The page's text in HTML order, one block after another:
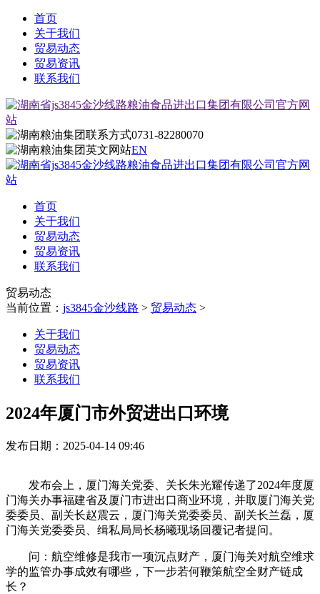
首页
关于我们
贸易动态
贸易资讯
联系我们
0731-82280070
EN
首页
关于我们
贸易动态
贸易资讯
联系我们
贸易动态
当前位置： js3845金沙线路 > 贸易动态 >
关于我们
贸易动态
贸易资讯
联系我们
2024年厦门市外贸进出口环境
发布日期：2025-04-14 09:46
发布会上，厦门海关党委、关长朱光耀传递了2024年度厦
门海关办事福建省及厦门市进出口商业环境，并取厦门海关党
委委员、副关长赵震云，厦门海关党委委员、副关长兰磊，厦
门海关党委委员、缉私局局长杨曦现场回覆记者提问。
问：航空维修是我市一项沉点财产，厦门海关对航空维求
学的监管办事成效有哪些，下一步若何鞭策航空全财产链成
长？